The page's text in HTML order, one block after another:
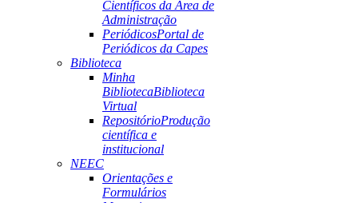
Científicos da Área de
Administração
PeriódicosPortal de
Periódicos da Capes
Biblioteca
Minha
BibliotecaBiblioteca
Virtual
RepositórioProdução
científica e
institucional
NEEC
Orientações e
Formulários